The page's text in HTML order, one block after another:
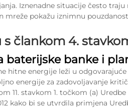
Iznenadne situacije često
mreže pokažu iznimnu
s člankom 4.
baterijske banke i
hitne energije leži u
energije za zadovoljavanje
11. stavkom 1. točkom (a)
kako bi se utvrdila primjena